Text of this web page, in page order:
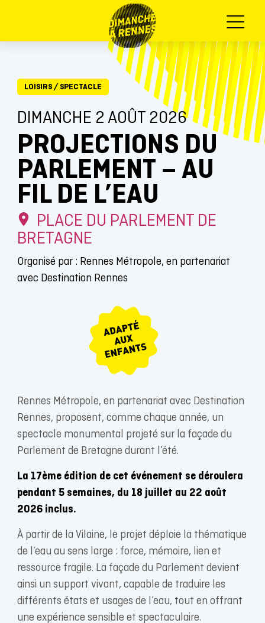
Menu
LOISIRS/ SPECTACLE
DIMANCHE 2 AOÛT 2026
PROJECTIONS DU
PARLEMENT – AU
FIL DE L’EAU
PLACE DU PARLEMENT DE
BRETAGNE
Organisé par : Rennes Métropole, en partenariat
avec Destination Rennes
Rennes Métropole, en partenariat avec Destination
Rennes, proposent, comme chaque année, un
spectacle monumental projeté sur la façade du
Parlement de Bretagne durant l’été.
La 17ème édition de cet événement se déroulera
pendant 5 semaines, du 18 juillet au 22 août
2026 inclus.
À partir de la Vilaine, le projet déploie la thématique
de l’eau au sens large : force, mémoire, lien et
ressource fragile. La façade du Parlement devient
ainsi un support vivant, capable de traduire les
différents états et usages de l’eau, tout en offrant
une expérience sensible et spectaculaire.